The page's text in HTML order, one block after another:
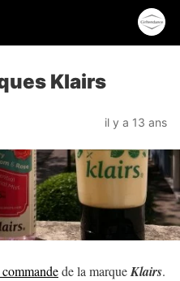
Klairs
il y a 13 ans
de la marqueKlairs.